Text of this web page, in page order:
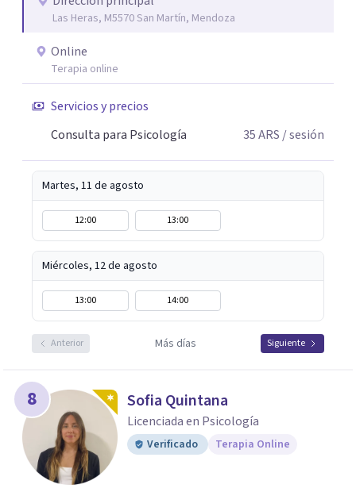
Las Heras, M5570 San Martín, Mendoza
Online
Terapia online
Servicios y precios
Consulta para Psicología
35ARS / sesión
Martes, 11 de agosto
12:00 13:00
Miércoles, 12 de agosto
13:00 14:00
Anterior Más días Siguiente
8 Sofia Quintana
Licenciada en Psicología
Verificado Terapia Online